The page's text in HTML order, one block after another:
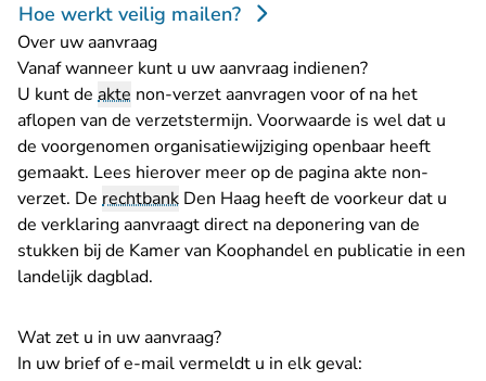
Hoe werkt veilig mailen?
Over uw aanvraag
Vanaf wanneer kunt u uw aanvraag indienen?
U kunt de akte non-verzet aanvragen voor of na het
aflopen van de verzetstermijn. Voorwaarde is wel dat u
de voorgenomen organisatiewijziging openbaar heeft
gemaakt. Lees hierover meer opde pagina akte non-
verzet. De rechtbank Den Haag heeft de voorkeur dat u
de verklaring aanvraagt direct na deponering van de
stukken bij de Kamer van Koophandel en publicatie in een
landelijk dagblad.
Wat zet u in uw aanvraag?
In uw brief of e-mail vermeldt u in elk geval: